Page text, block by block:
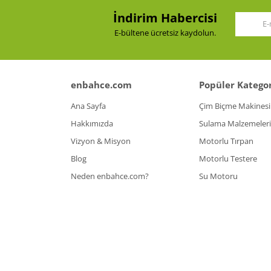
İndirim Habercisi
E-bültene ücretsiz kaydolun.
enbahce.com
Ana Sayfa
Hakkımızda
Vizyon & Misyon
Blog
Neden enbahce.com?
Popüler
Çim Biçme Makinesi
Sulama Malzemeleri
Motorlu Tırpan
Motorlu Testere
Su Motoru